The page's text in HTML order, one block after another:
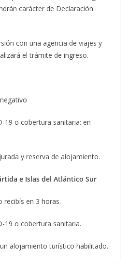
carácter de Declaración
con una agencia de viajes y
el trámite de ingreso.
19 o cobertura sanitaria: en
y reserva de alojamiento.
e Islas del Atlántico Sur
recibís en 3 horas.
19 o cobertura sanitaria.
alojamiento turístico habilitado.